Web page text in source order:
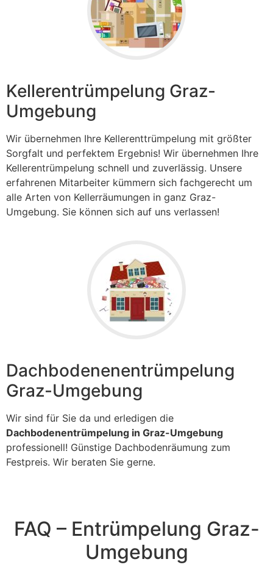
Kellerentrümpelung Graz-
Umgebung
Wir übernehmen Ihre Kellerenttrümpelung mit größter
Sorgfalt und perfektem Ergebnis! Wir übernehmen Ihre
Kellerentrümpelung schnell und zuverlässig. Unsere
erfahrenen Mitarbeiter kümmern sich fachgerecht um
alle Arten von Kellerräumungen in ganz Graz-
Umgebung. Sie können sich auf uns verlassen!
Dachbodenenentrümpelung
Graz-Umgebung
Wir sind für Sie da und erledigen die
Dachbodenentrümpelung in Graz-Umgebung
professionell! Günstige Dachbodenräumung zum
Festpreis. Wir beraten Sie gerne.
FAQ – Entrümpelung Graz-
Umgebung